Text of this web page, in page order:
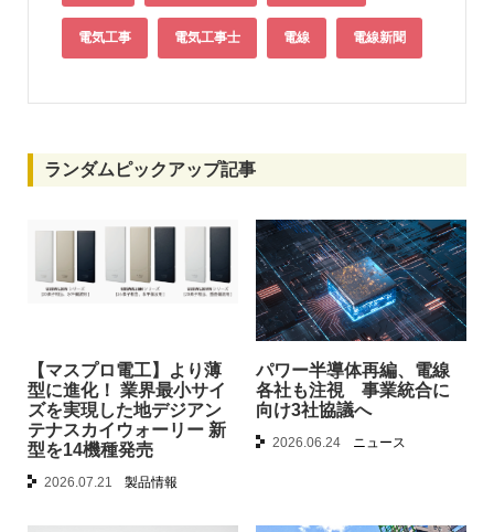
電気工事 電気工事士 電線 電線新聞
ランダムピックアップ記事
【マスプロ電工】より薄
型に進化！ 業界最小サイ
ズを実現した地デジアン
テナスカイウォーリー 新
型を14機種発売
2026.07.21 製品情報
パワー半導体再編、電線
各社も注視 事業統合に
向け3社協議へ
2026.06.24 ニュース